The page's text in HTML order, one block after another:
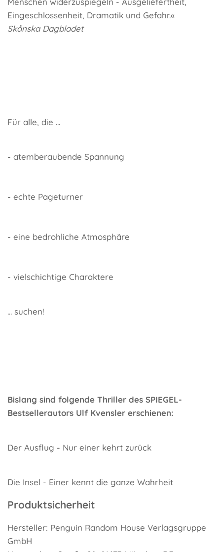
Eingeschlossenheit, Dramatik und Gefahr.«
Skånska Dagbladet
Für alle, die ...
- atemberaubende Spannung
- echte Pageturner
- eine bedrohliche Atmosphäre
- vielschichtige Charaktere
... suchen!
Bislang sind folgende Thriller des SPIEGEL-
Bestsellerautors Ulf Kvensler erschienen:
Der Ausflug - Nur einer kehrt zurück
Die Insel - Einer kennt die ganze Wahrheit
Produktsicherheit
Hersteller: Penguin Random House Verlagsgruppe
GmbH